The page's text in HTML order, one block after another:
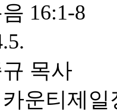
16:1-8
목사
운티제일